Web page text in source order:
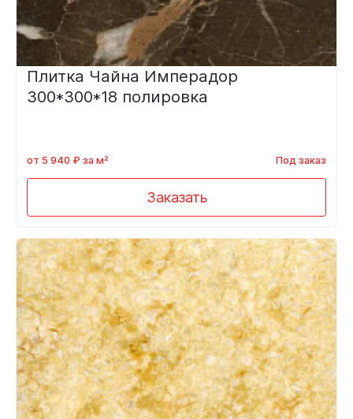
Плитка Чайна Имперадор
300*300*18 полировка
от 5 940 ₽ за м² Под заказ
Заказать